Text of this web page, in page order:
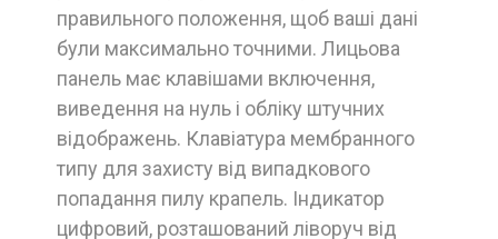
правильного положення, щоб ваші дані
були максимально точними. Лицьова
панель має клавішами включення,
виведення на нуль і обліку штучних
відображень. Клавіатура мембранного
типу для захисту від випадкового
попадання пилу крапель. Індикатор
цифровий, розташований ліворуч від